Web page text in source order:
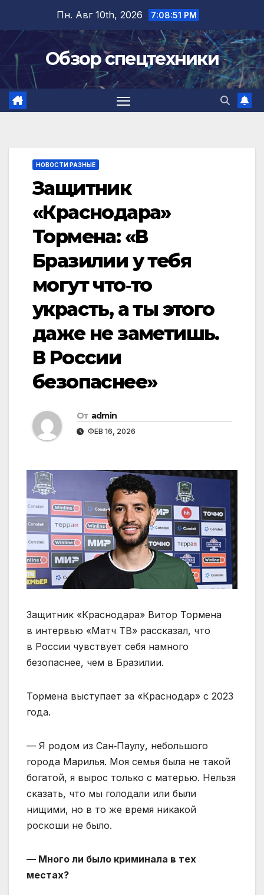
содержимому
Пн. Авг 10th, 2026 7:08:51 PM
Обзор спецтехники
НОВОСТИ РАЗНЫЕ
Защитник
«Краснодара»
Тормена: «В
Бразилии у тебя
могут что‑то
украсть, а ты этого
даже не заметишь.
В России
безопаснее»
От admin
ФЕВ 16, 2026
Защитник «Краснодара» Витор Тормена
в интервью «Матч ТВ» рассказал, что
в России чувствует себя намного
безопаснее, чем в Бразилии.
Тормена выступает за «Краснодар» с 2023
года.
— Я родом из Сан‑Паулу, небольшого
города Марилья. Моя семья была не такой
богатой, я вырос только с матерью. Нельзя
сказать, что мы голодали или были
нищими, но в то же время никакой
роскоши не было.
— Много ли было криминала в тех
местах?